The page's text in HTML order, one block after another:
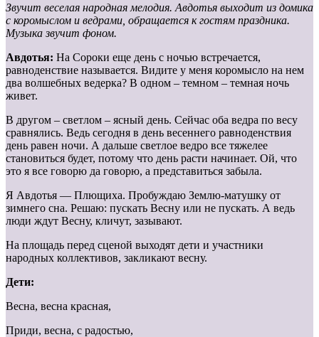
Звучит веселая народная мелодия. Авдотья выходит из домика
с коромыслом и ведрами, обращается к гостям праздника.
Музыка звучит фоном.
Авдотья: На Сороки еще день с ночью встречается,
равноденствие называется. Видите у меня коромысло на нем
два волшебных ведерка? В одном – темном – темная ночь
живет.
В другом – светлом – ясный день. Сейчас оба ведра по весу
сравнялись. Ведь сегодня в день весеннего равноденствия
день равен ночи. А дальше светлое ведро все тяжелее
становиться будет, потому что день расти начинает. Ой, что
это я все говорю да говорю, а представиться забыла.
Я Авдотья — Плющиха. Пробуждаю Землю-матушку от
зимнего сна. Решаю: пускать Весну или не пускать. А ведь
люди ждут Весну, кличут, зазывают.
На площадь перед сценой выходят дети и участники
народных коллективов, закликают весну.
Дети:
Весна, весна красная,
Приди, весна, с радостью,